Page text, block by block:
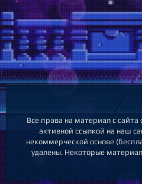
Все права на материал с
активной ссылкой на наш
некоммерческой основе
удалены. Некоторые